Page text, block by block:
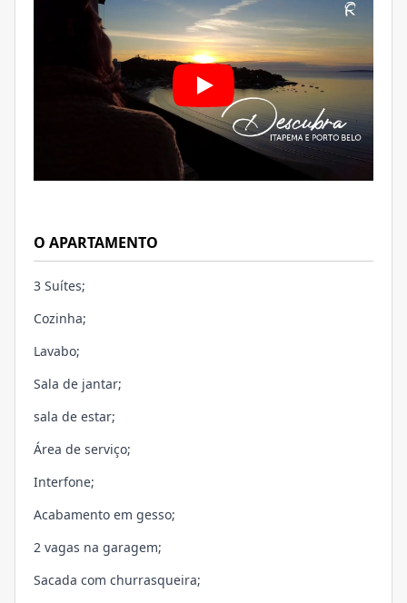
O APARTAMENTO
3 Suítes;
Cozinha;
Lavabo;
Sala de jantar;
sala de estar;
Área de serviço;
Interfone;
Acabamento em gesso;
2 vagas na garagem;
Sacada com churrasqueira;